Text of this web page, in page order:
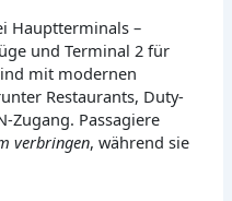
Hauptterminals –
und Terminal 2 für
mit modernen
Restaurants, Duty-
Zugang. Passagiere
verbringen, während sie